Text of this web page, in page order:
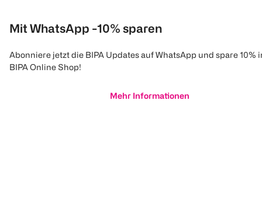
Mit WhatsApp -10% sparen
Abonniere jetzt die BIPA Updates auf WhatsApp und spare 10%
BIPA Online Shop!
Mehr Informationen